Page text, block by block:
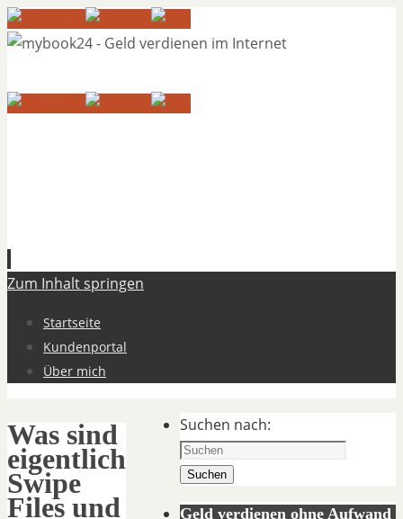
Zum Inhalt springen
Startseite
Kundenportal
Über mich
Was sind
eigentlich
Swipe
Files und
Suchen nach:
Suchen
Geld verdienen ohne Aufwand